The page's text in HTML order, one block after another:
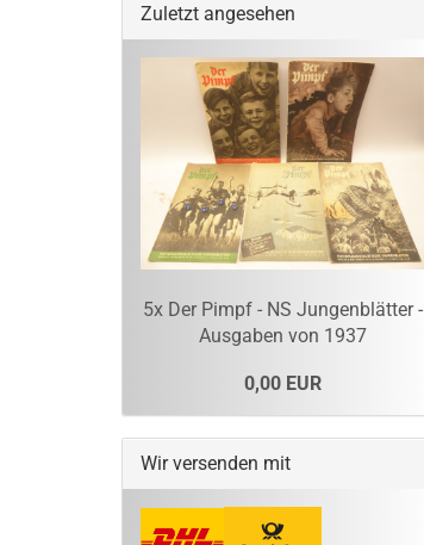
Zuletzt angesehen
5x Der Pimpf - NS Jungenblätter -
Ausgaben von 1937
0,00 EUR
Wir versenden mit